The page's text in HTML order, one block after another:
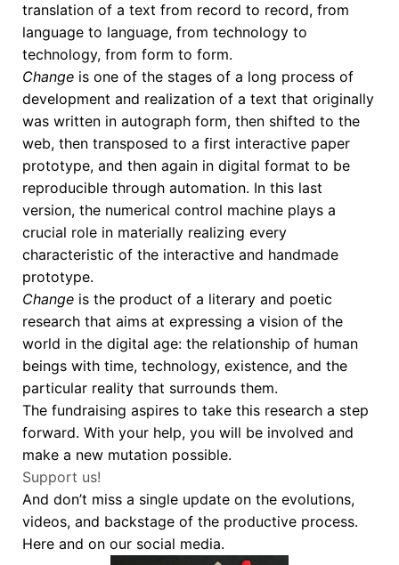
translation of a text from record to record, from
language to language, from technology to
technology, from form to form.
Change is one of the stages of a long process of
development and realization of a text that originally
was written in autograph form, then shifted to the
web, then transposed to a first interactive paper
prototype, and then again in digital format to be
reproducible through automation. In this last
version, the numerical control machine plays a
crucial role in materially realizing every
characteristic of the interactive and handmade
prototype.
Change is the product of a literary and poetic
research that aims at expressing a vision of the
world in the digital age: the relationship of human
beings with time, technology, existence, and the
particular reality that surrounds them.
The fundraising aspires to take this research a step
forward. With your help, you will be involved and
make a new mutation possible.
Support us!
And don’t miss a single update on the evolutions,
videos, and backstage of the productive process.
Here and on our social media.